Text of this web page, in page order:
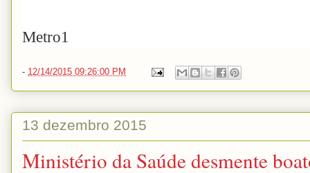
Metro1
- 12/14/2015 09:26:00 PM
13 dezembro 2015
Ministério da Saúde desmente